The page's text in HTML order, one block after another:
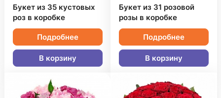
Букет из 35 кустовых
роз в коробке
Подробнее
В корзину
Букет из 31 розовой
розы в коробке
Подробнее
В корзину